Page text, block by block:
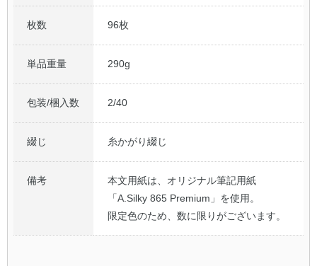
枚数 96枚
単品重量 290g
包装/梱入数 2/40
綴じ 糸かがり綴じ
備考
本文用紙は、オリジナル筆記用紙
「A.Silky 865 Premium」を使用。
限定色のため、数に限りがございます。